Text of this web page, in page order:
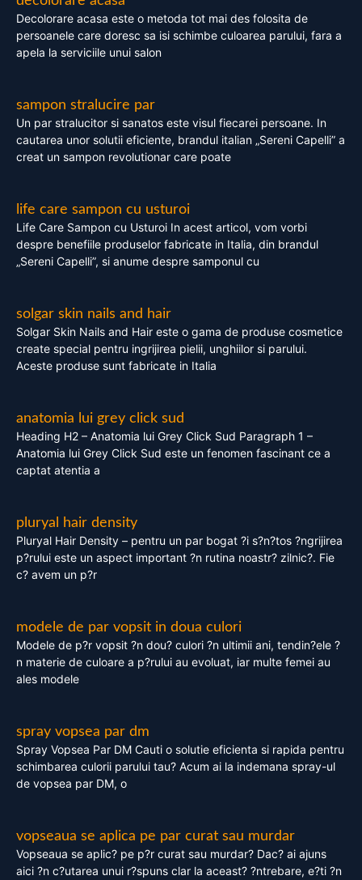
Decolorare acasa este o metoda tot mai des folosita de
persoanele care doresc sa isi schimbe culoarea parului, fara a
apela la serviciile unui salon
sampon stralucire par
Un par stralucitor si sanatos este visul fiecarei persoane. In
cautarea unor solutii eficiente, brandul italian „Sereni Capelli” a
creat un sampon revolutionar care poate
life care sampon cu usturoi
Life Care Sampon cu Usturoi In acest articol, vom vorbi
despre benefiile produselor fabricate in Italia, din brandul
„Sereni Capelli”, si anume despre samponul cu
solgar skin nails and hair
Solgar Skin Nails and Hair este o gama de produse cosmetice
create special pentru ingrijirea pielii, unghiilor si parului.
Aceste produse sunt fabricate in Italia
anatomia lui grey click sud
Heading H2 – Anatomia lui Grey Click Sud Paragraph 1 –
Anatomia lui Grey Click Sud este un fenomen fascinant ce a
captat atentia a
pluryal hair density
Pluryal Hair Density – pentru un par bogat ?i s?n?tos ?ngrijirea
p?rului este un aspect important ?n rutina noastr? zilnic?. Fie
c? avem un p?r
modele de par vopsit in doua culori
Modele de p?r vopsit ?n dou? culori ?n ultimii ani, tendin?ele ?
n materie de culoare a p?rului au evoluat, iar multe femei au
ales modele
spray vopsea par dm
Spray Vopsea Par DM Cauti o solutie eficienta si rapida pentru
schimbarea culorii parului tau? Acum ai la indemana spray-ul
de vopsea par DM, o
vopseaua se aplica pe par curat sau murdar
Vopseaua se aplic? pe p?r curat sau murdar? Dac? ai ajuns
aici ?n c?utarea unui r?spuns clar la aceast? ?ntrebare, e?ti ?n